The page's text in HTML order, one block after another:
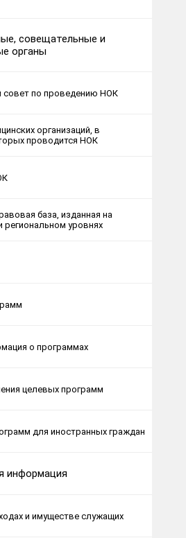
совещательные и
органы
совет по проведению НОК
организаций, в
проводится НОК
база, изданная на
региональном уровнях
о программах
целевых программ
для иностранных граждан
информация
и имуществе служащих